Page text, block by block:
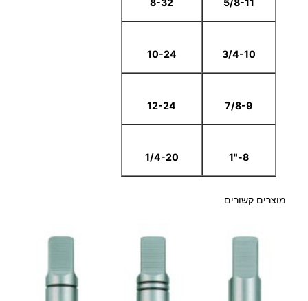
5/8-11
8-32
3/4-10
10-24
7/8-9
12-24
8-"1
1/4-20
מוצרים קשורים